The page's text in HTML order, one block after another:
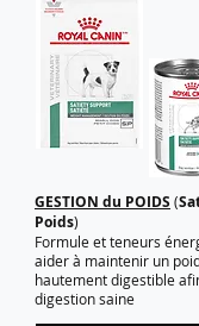
GESTION du POIDS (
Poids)
Formule et teneurs
aider à maintenir un
hautement digestible
digestion saine